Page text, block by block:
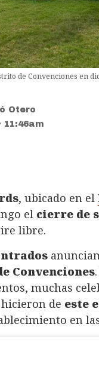
de Convenciones en
Otero
11:46am
, ubicado en el
el cierre de
libre.
Convenciones
muchas
de este
en